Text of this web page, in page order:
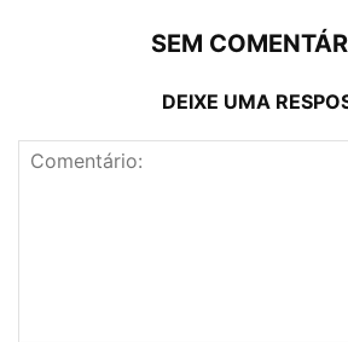
SEM
DEIXE UMA